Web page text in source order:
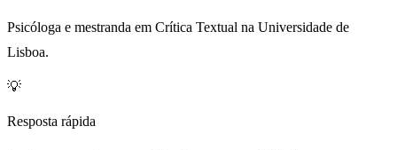
Psicóloga e mestranda em Crítica Textual na Universidade de
Lisboa.
💡
Resposta rápida